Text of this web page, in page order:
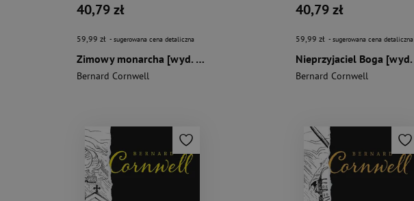
40,79 zł
59,99 zł - sugerowana cena detaliczna
Zimowy monarcha [wyd. 3, 2024]
Bernard Cornwell
40,79 zł
59,99 zł - sugerowana cena detaliczna
Bernard Cornwell